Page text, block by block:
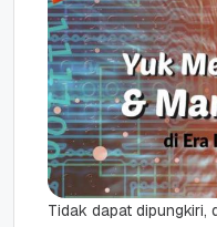
Tidak dapat dipungkiri,